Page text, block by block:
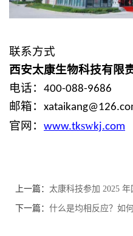
联系方式
西安太康生物科技有限
电话： 400-088-9686
邮箱：
官网： www.tkswkj.com
上一篇： 太康科技参加 2025
催化学术会议
下一篇： 什么是均相反应？如何